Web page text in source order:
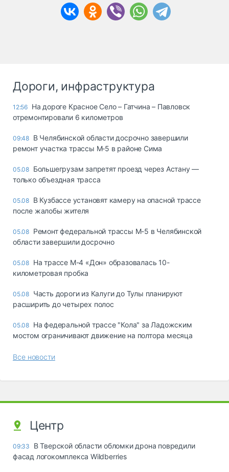
Дороги, инфраструктура
12:56 На дороге Красное Село – Гатчина – Павловск
отремонтировали 6 километров
09:48 В Челябинской области досрочно завершили
ремонт участка трассы М‑5 в районе Сима
05.08 Большегрузам запретят проезд через Астану —
только объездная трасса
05.08 В Кузбассе установят камеру на опасной трассе
после жалобы жителя
05.08 Ремонт федеральной трассы М-5 в Челябинской
области завершили досрочно
05.08 На трассе М-4 «Дон» образовалась 10-
километровая пробка
05.08 Часть дороги из Калуги до Тулы планируют
расширить до четырех полос
05.08 На федеральной трассе "Кола" за Ладожским
мостом ограничивают движение на полтора месяца
Все новости
Центр
09:33
В Тверской области обломки дрона повредили
фасад логокомплекса Wildberries